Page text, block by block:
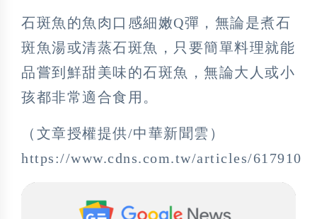
石斑魚的魚肉口感細嫩Q彈，無論是煮石
斑魚湯或清蒸石斑魚，只要簡單料理就能
品嘗到鮮甜美味的石斑魚，無論大人或小
孩都非常適合食用。
（文章授權提供/中華新聞雲）
https://www.cdns.com.tw/articles/617910